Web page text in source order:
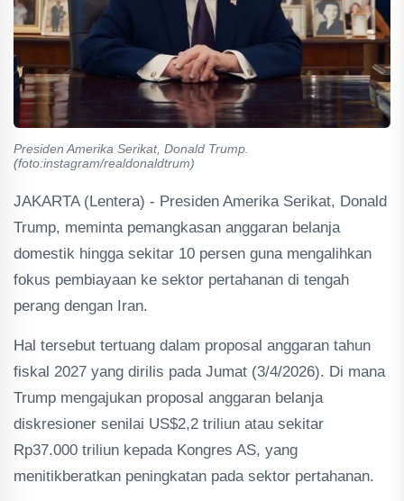
Presiden Amerika Serikat, Donald Trump.
(foto:instagram/realdonaldtrum)
JAKARTA (Lentera) - Presiden Amerika Serikat, Donald
Trump, meminta pemangkasan anggaran belanja
domestik hingga sekitar 10 persen guna mengalihkan
fokus pembiayaan ke sektor pertahanan di tengah
perang dengan Iran.
Hal tersebut tertuang dalam proposal anggaran tahun
fiskal 2027 yang dirilis pada Jumat (3/4/2026). Di mana
Trump mengajukan proposal anggaran belanja
diskresioner senilai US$2,2 triliun atau sekitar
Rp37.000 triliun kepada Kongres AS, yang
menitikberatkan peningkatan pada sektor pertahanan.